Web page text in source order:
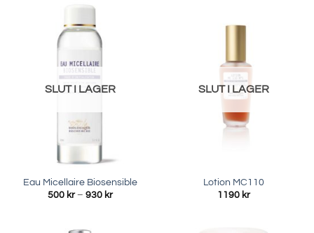
SLUT I LAGER
Eau Micellaire Biosensible
500 kr – 930 krPrisintervall:
SLUT I LAGER
Lotion MC110
1190 kr